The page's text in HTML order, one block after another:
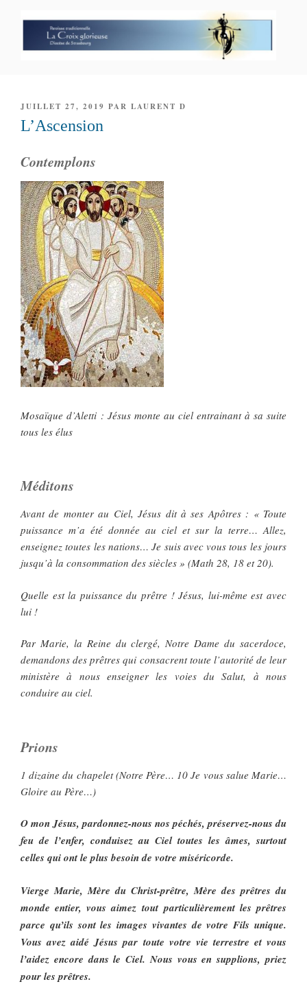
PUBLIÉ
LE
JUILLET 27, 2019 PAR LAURENT D
L’Ascension
Contemplons
Mosaïque d’Aletti : Jésus monte au ciel entrainant à sa suite
tous les élus
Méditons
Avant de monter au Ciel, Jésus dit à ses Apôtres : « Toute
puissance m’a été donnée au ciel et sur la terre… Allez,
enseignez toutes les nations… Je suis avec vous tous les jours
jusqu’à la consommation des siècles » (Math 28, 18 et 20).
Quelle est la puissance du prêtre ! Jésus, lui-même est avec
lui !
Par Marie, la Reine du clergé, Notre Dame du sacerdoce,
demandons des prêtres qui consacrent toute l’autorité de leur
ministère à nous enseigner les voies du Salut, à nous
conduire au ciel.
Prions
1 dizaine du chapelet (Notre Père… 10 Je vous salue Marie…
Gloire au Père…)
O mon Jésus, pardonnez-nous nos péchés, préservez-nous du
feu de l’enfer, conduisez au Ciel toutes les âmes, surtout
celles qui ont le plus besoin de votre miséricorde.
Vierge Marie, Mère du Christ-prêtre, Mère des prêtres du
monde entier, vous aimez tout particulièrement les prêtres
parce qu’ils sont les images vivantes de votre Fils unique.
Vous avez aidé Jésus par toute votre vie terrestre et vous
l’aidez encore dans le Ciel. Nous vous en supplions, priez
pour les prêtres.